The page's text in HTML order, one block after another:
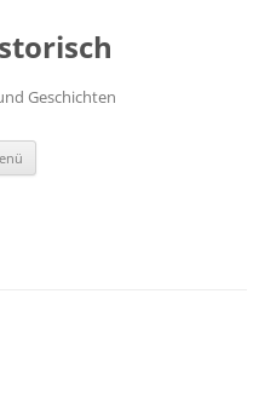
Geschichten